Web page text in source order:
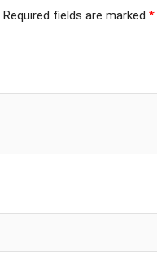
Required fields are marked *